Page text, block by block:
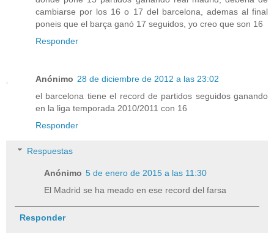
cambiarse por los 16 o 17 del barcelona, ademas al final
poneis que el barça ganó 17 seguidos, yo creo que son 16
Responder
Anónimo 28 de diciembre de 2012 a las 23:02
el barcelona tiene el record de partidos seguidos ganando
en la liga temporada 2010/2011 con 16
Responder
Respuestas
Anónimo 5 de enero de 2015 a las 11:30
El Madrid se ha meado en ese record del farsa
Responder